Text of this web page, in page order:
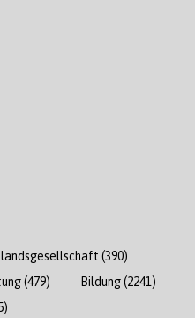
(390)
(479) Bildung(2241)